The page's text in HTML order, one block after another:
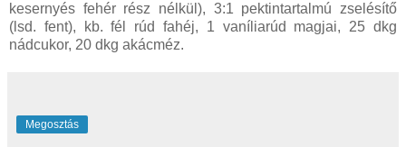
kesernyés fehér rész nélkül), 3:1 pektintartalmú zselésítő
(lsd. fent), kb. fél rúd fahéj, 1 vaníliarúd magjai, 25 dkg
nádcukor, 20 dkg akácméz.
Megosztás